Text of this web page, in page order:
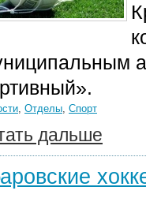
, Отделы, Спорт
дальше